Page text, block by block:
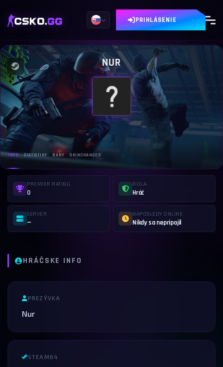
PRIHLÁSENIE
NUR
INFO ŠTATISTIKY BANY SKINCHANGER
PREMIER RATING
0
ROLA
Hráč
SERVER
—
NAPOSLEDY ONLINE
Nikdy sa nepripojil
HRÁČSKE INFO
PREZÝVKA
Nur
STEAM64